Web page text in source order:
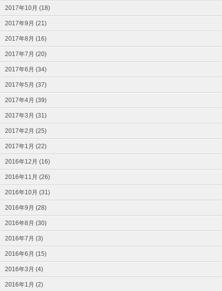
2017年10月 (18)
2017年9月 (21)
2017年8月 (16)
2017年7月 (20)
2017年6月 (34)
2017年5月 (37)
2017年4月 (39)
2017年3月 (31)
2017年2月 (25)
2017年1月 (22)
2016年12月 (16)
2016年11月 (26)
2016年10月 (31)
2016年9月 (28)
2016年8月 (30)
2016年7月 (3)
2016年6月 (15)
2016年3月 (4)
2016年1月 (2)